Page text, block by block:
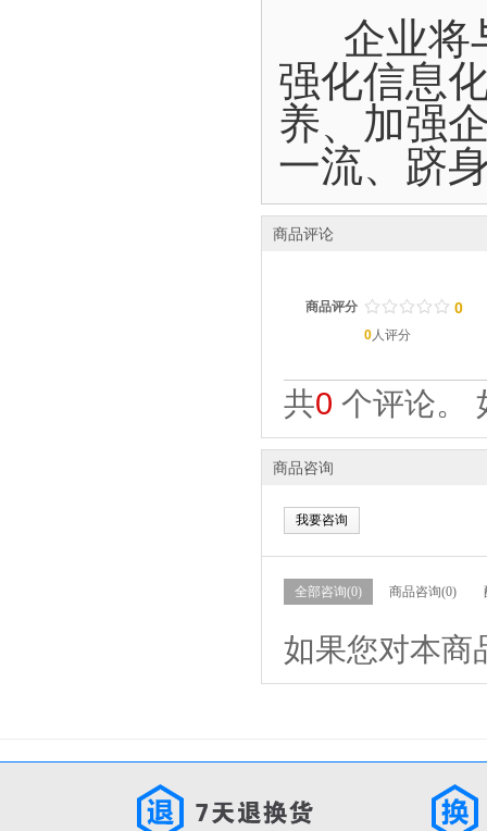
企业将
强化信息
养、加强
一流、跻
商品评论
商品评分 / / / / /
. . . . . 0
0人评分
共0 个评论。
商品咨询
我要咨询
全部咨询(0) 商品咨询(0)
如果您对本商